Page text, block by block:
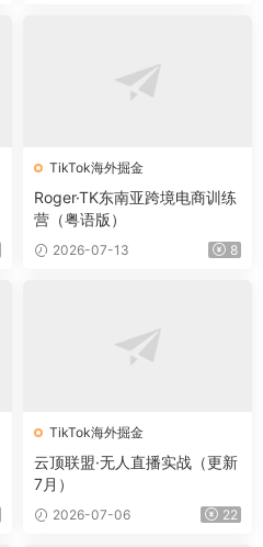
TikTok海外掘金
Roger·TK东南亚跨境电商训练
营（粤语版）
2026-07-13 8
TikTok海外掘金
云顶联盟·无人直播实战（更新
7月）
2026-07-06 22